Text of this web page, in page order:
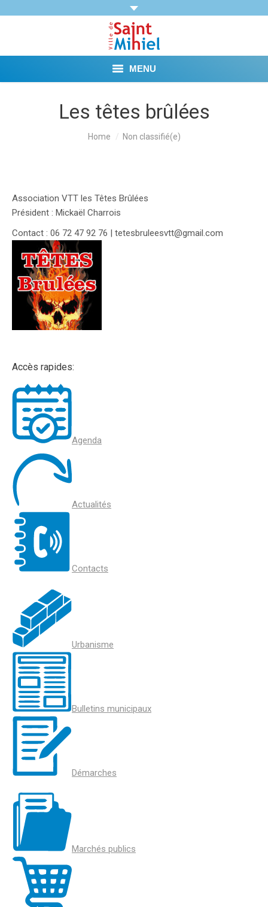
MENU
Vie municipale
Loisirs
Tourisme et Mémoire
Les têtes brûlées
Home Non classifié(e)
Association VTT les Têtes Brûlées
Président : Mickaël Charrois
Contact : 06 72 47 92 76 | tetesbruleesvtt@gmail.com
Accès rapides:
Agenda
Actualités
Contacts
Urbanisme
Bulletins municipaux
Démarches
Marchés publics